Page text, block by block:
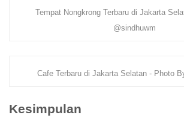
Tempat Nongkrong Terbaru di Jakarta
@sindhuwm
Cafe Terbaru di Jakarta Selatan - Photo
Kesimpulan